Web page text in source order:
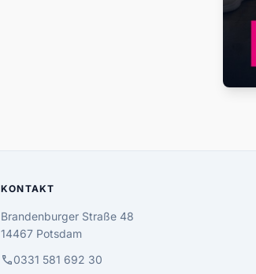
KONTAKT
Brandenburger Straße 48
14467 Potsdam
call0331 581 692 30